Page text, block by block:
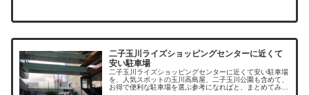
二子玉川ライズショッピングセンターに近くて
安い駐車場
二子玉川ライズショッピングセンターに近くて安い駐車場
を、人気スポットの玉川高島屋、二子玉川公園も含めて、
お得で便利な駐車場を選ぶ参考になればと、まとめてみま